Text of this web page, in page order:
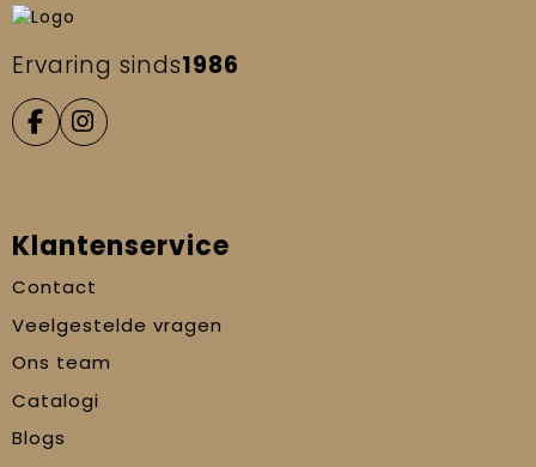
Ervaring sinds1986
Klantenservice
Contact
Veelgestelde vragen
Ons team
Catalogi
Blogs